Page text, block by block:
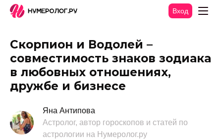
Вход
Скорпион и Водолей –
совместимость знаков зодиака
в любовных отношениях,
дружбе и бизнесе
Яна Антипова
Астролог, автор гороскопов и статей по
астрологии на Нумеролог.ру